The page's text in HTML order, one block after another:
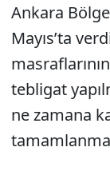
Ankara
Mayıs’ta
tebligat
ne zamana